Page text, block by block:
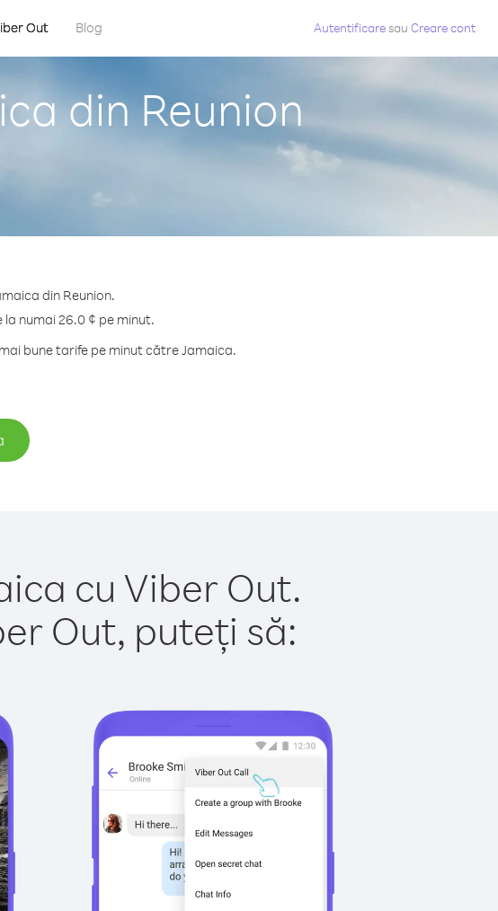
Out Blog Autentificaresau Creare cont
din Reunion
din Reunion.
numai 26.0 ¢ pe minut.
bune tarife pe minut către Jamaica.
cu Viber Out.
Out, puteți să: